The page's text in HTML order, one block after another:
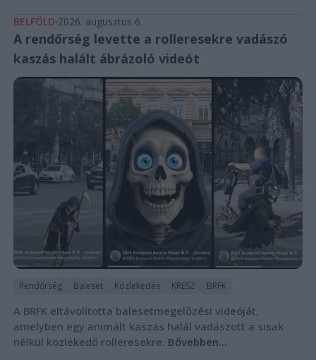
BELFÖLD 2026. augusztus 6.
A rendőrség levette a rolleresekre vadászó
kaszás halált ábrázoló videót
Rendőrség Baleset Közlekedés KRESZ BRFK
A BRFK eltávolította balesetmegelőzési videóját,
amelyben egy animált kaszás halál vadászott a sisak
nélkül közlekedő rolleresekre. Bővebben...